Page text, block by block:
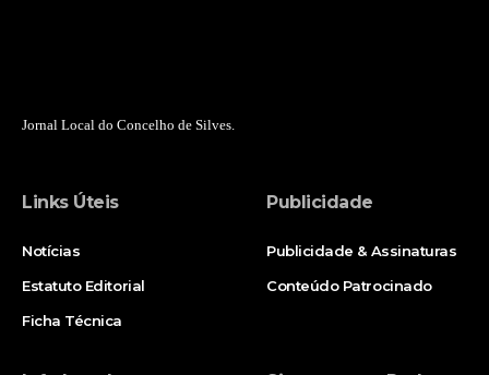
Jornal Local do Concelho de Silves.
Links Úteis
Notícias
Estatuto Editorial
Ficha Técnica
Publicidade
Publicidade & Assinaturas
Conteúdo Patrocinado